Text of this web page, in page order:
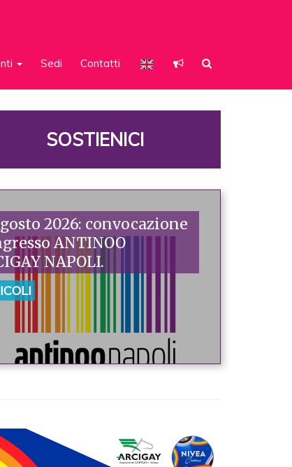
Sedi Contatti
SOSTIENICI
2026: convocazione
ANTINOO
NAPOLI.